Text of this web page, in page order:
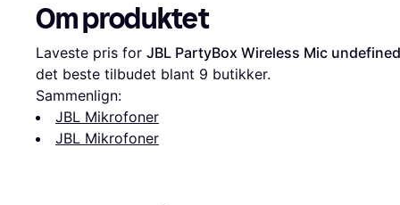
Om produktet
Laveste pris for JBL PartyBox Wireless Mic
det beste tilbudet blant 9 butikker.
Sammenlign:
JBL Mikrofoner
JBL Mikrofoner